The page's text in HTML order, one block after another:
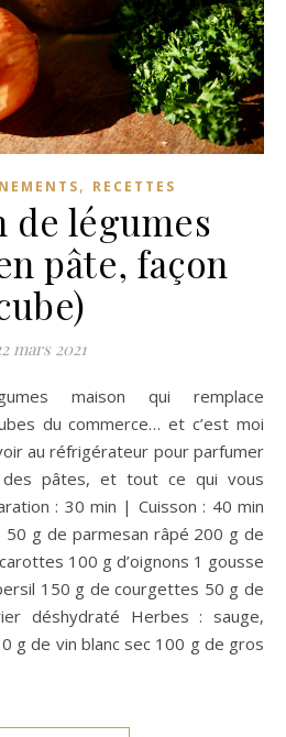
, RECETTES
de légumes
pâte, façon
mars 2021
du commerce… et c’est moi
au réfrigérateur pour parfumer
des pâtes, et tout ce qui vous
: 30 min | Cuisson : 40 min
g de parmesan râpé 200 g de
100 g d’oignons 1 gousse
150 g de courgettes 50 g de
déshydraté Herbes : sauge,
g de vin blanc sec 100 g de gros